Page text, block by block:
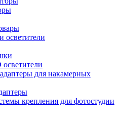
для накамерных
крепления для фотостудии